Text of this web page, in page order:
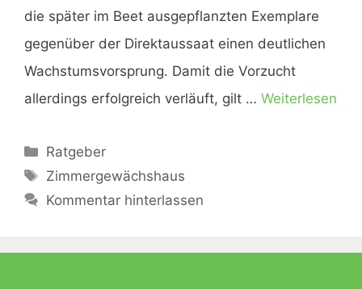
die später im Beet ausgepflanzten Exemplare
gegenüber der Direktaussaat einen deutlichen
Wachstumsvorsprung. Damit die Vorzucht
allerdings erfolgreich verläuft, gilt … Weiterlesen
Kategorien
Ratgeber
Schlagwörter
Zimmergewächshaus
Kommentar hinterlassen